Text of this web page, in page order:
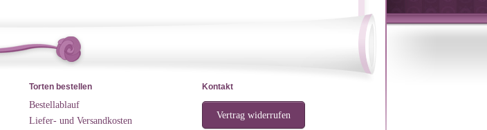
Torten bestellen
Bestellablauf
Liefer- und Versandkosten
Kontakt
Vertrag widerrufen